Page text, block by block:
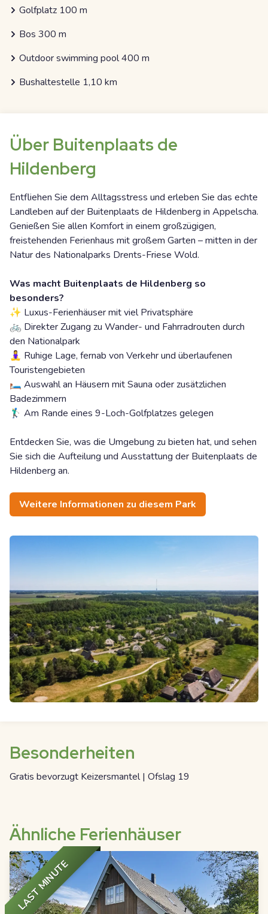
Golfplatz 100 m
Bos 300 m
Outdoor swimming pool 400 m
Bushaltestelle 1,10 km
Über Buitenplaats de
Hildenberg
Entfliehen Sie dem Alltagsstress und erleben Sie das echte
Landleben auf der Buitenplaats de Hildenberg in Appelscha.
Genießen Sie allen Komfort in einem großzügigen,
freistehenden Ferienhaus mit großem Garten – mitten in der
Natur des Nationalparks Drents-Friese Wold.
Was macht Buitenplaats de Hildenberg so
besonders?
✨ Luxus-Ferienhäuser mit viel Privatsphäre
🚲 Direkter Zugang zu Wander- und Fahrradrouten durch
den Nationalpark
🧘‍♀️ Ruhige Lage, fernab von Verkehr und überlaufenen
Touristengebieten
🛏️ Auswahl an Häusern mit Sauna oder zusätzlichen
Badezimmern
🏌️‍♂️ Am Rande eines 9-Loch-Golfplatzes gelegen
Entdecken Sie, was die Umgebung zu bieten hat, und sehen
Sie sich die Aufteilung und Ausstattung der Buitenplaats de
Hildenberg an.
Weitere Informationen zu diesem Park
Besonderheiten
Gratis bevorzugt Keizersmantel | Ofslag 19
Ähnliche Ferienhäuser
LAST MINUTE